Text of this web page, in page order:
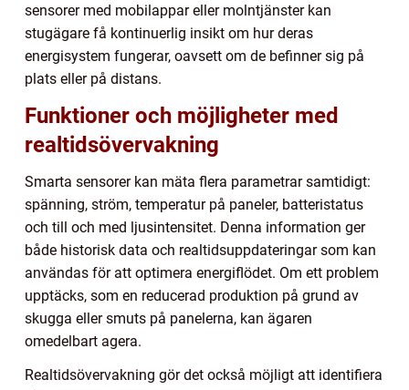
sensorer med mobilappar eller molntjänster kan
stugägare få kontinuerlig insikt om hur deras
energisystem fungerar, oavsett om de befinner sig på
plats eller på distans.
Funktioner och möjligheter med
realtidsövervakning
Smarta sensorer kan mäta flera parametrar samtidigt:
spänning, ström, temperatur på paneler, batteristatus
och till och med ljusintensitet. Denna information ger
både historisk data och realtidsuppdateringar som kan
användas för att optimera energiflödet. Om ett problem
upptäcks, som en reducerad produktion på grund av
skugga eller smuts på panelerna, kan ägaren
omedelbart agera.
Realtidsövervakning gör det också möjligt att identifiera